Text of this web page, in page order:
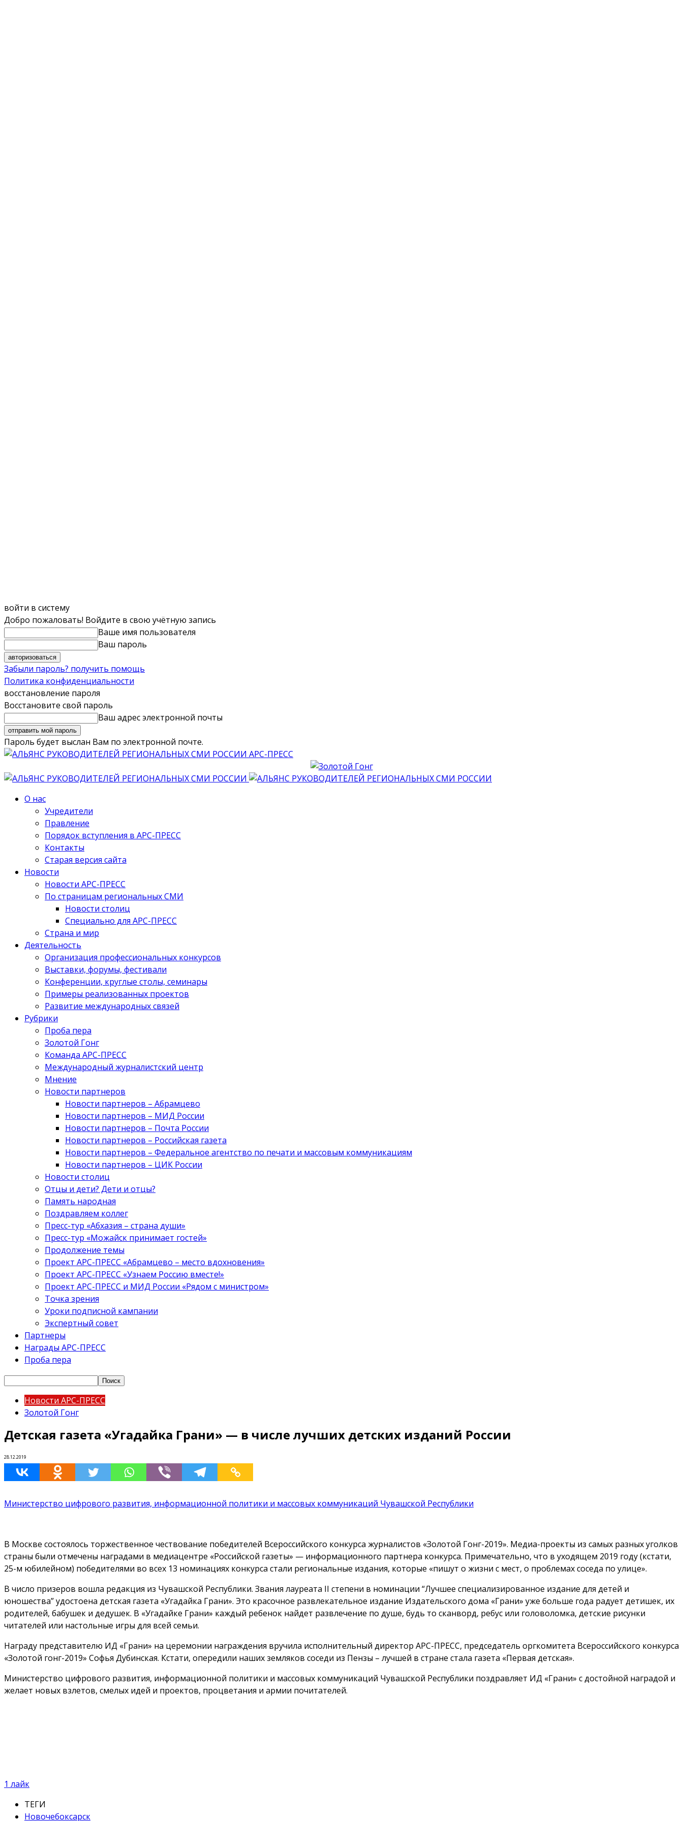
войти в систему
Добро пожаловать! Войдите в свою учётную запись
Ваше имя пользователя
Ваш пароль
Забыли пароль? получить помощь
Политика конфиденциальности
восстановление пароля
Восстановите свой пароль
Ваш адрес электронной почты
Пароль будет выслан Вам по электронной почте.
АРС-ПРЕСС
О нас
Учредители
Правление
Порядок вступления в АРС-ПРЕСС
Контакты
Старая версия сайта
Новости
Новости АРС-ПРЕСС
По страницам региональных СМИ
Новости столиц
Специально для АРС-ПРЕСС
Страна и мир
Деятельность
Организация профессиональных конкурсов
Выставки, форумы, фестивали
Конференции, круглые столы, семинары
Примеры реализованных проектов
Развитие международных связей
Рубрики
Проба пера
Золотой Гонг
Команда АРС-ПРЕСС
Международный журналистский центр
Мнение
Новости партнеров
Новости партнеров – Абрамцево
Новости партнеров – МИД России
Новости партнеров – Почта России
Новости партнеров – Российская газета
Новости партнеров – Федеральное агентство по печати и массовым коммуникациям
Новости партнеров – ЦИК России
Новости столиц
Отцы и дети? Дети и отцы?
Память народная
Поздравляем коллег
Пресс-тур «Абхазия – страна души»
Пресс-тур «Можайск принимает гостей»
Продолжение темы
Проект АРС-ПРЕСС «Абрамцево – место вдохновения»
Проект АРС-ПРЕСС «Узнаем Россию вместе!»
Проект АРС-ПРЕСС и МИД России «Рядом с министром»
Точка зрения
Уроки подписной кампании
Экспертный совет
Партнеры
Награды АРС-ПРЕСС
Проба пера
Новости АРС-ПРЕСС
Золотой Гонг
Детская газета «Угадайка Грани» — в числе лучших детских изданий России
28.12.2019
Министерство цифрового развития, информационной политики и массовых коммуникаций Чувашской Республики
В Москве состоялось торжественное чествование победителей Всероссийского конкурса журналистов «Золотой Гонг-2019». Медиа-проекты из самых разных уголков
страны были отмечены наградами в медиацентре «Российской газеты» — информационного партнера конкурса. Примечательно, что в уходящем 2019 году (кстати,
25-м юбилейном) победителями во всех 13 номинациях конкурса стали региональные издания, которые «пишут о жизни с мест, о проблемах соседа по улице».
В число призеров вошла редакция из Чувашской Республики. Звания лауреата II степени в номинации “Лучшее специализированное издание для детей и
юношества” удостоена детская газета «Угадайка Грани». Это красочное развлекательное издание Издательского дома «Грани» уже больше года радует детишек, их
родителей, бабушек и дедушек. В «Угадайке Грани» каждый ребенок найдет развлечение по душе, будь то сканворд, ребус или головоломка, детские рисунки
читателей или настольные игры для всей семьи.
Награду представителю ИД «Грани» на церемонии награждения вручила исполнительный директор АРС-ПРЕСС, председатель оргкомитета Всероссийского конкурса
«Золотой гонг-2019» Софья Дубинская. Кстати, опередили наших земляков соседи из Пензы – лучшей в стране стала газета «Первая детская».
Министерство цифрового развития, информационной политики и массовых коммуникаций Чувашской Республики поздравляет ИД «Грани» с достойной наградой и
желает новых взлетов, смелых идей и проектов, процветания и армии почитателей.
1 лайк
ТЕГИ
Новочебоксарск